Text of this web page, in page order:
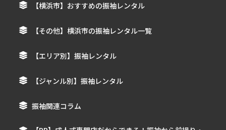
【横浜市】おすすめの振袖レンタル
【その他】横浜市の振袖レンタル一覧
【エリア別】振袖レンタル
【ジャンル別】振袖レンタル
振袖関連コラム